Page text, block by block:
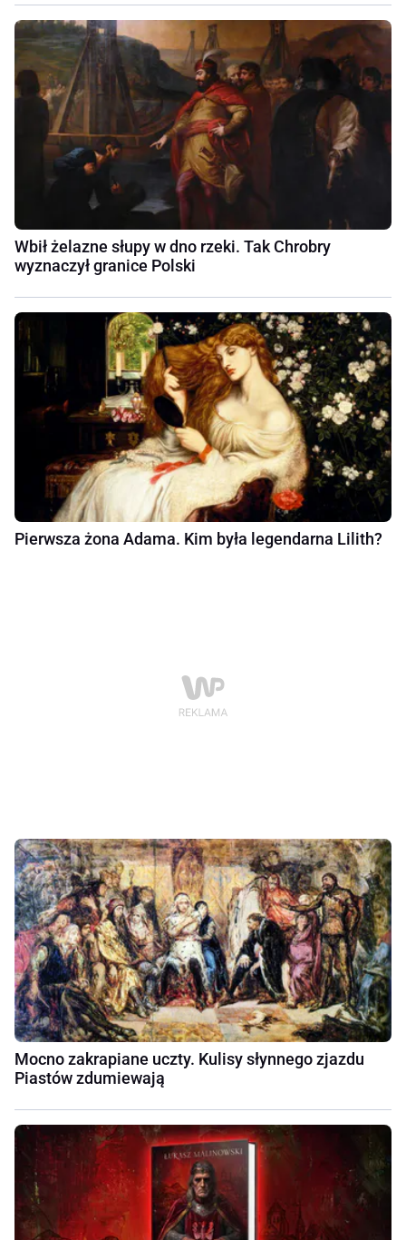
Wbił żelazne słupy w dno rzeki. Tak Chrobry
wyznaczył granice Polski
Pierwsza żona Adama. Kim była legendarna Lilith?
Mocno zakrapiane uczty. Kulisy słynnego zjazdu
Piastów zdumiewają